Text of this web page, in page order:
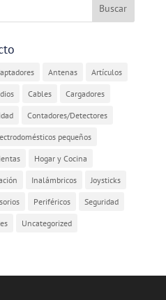
Antenas Artículos
Cables Cargadores
Contadores/Detectores
pequeños
Hogar y Cocina
Inalámbricos Joysticks
Periféricos Seguridad
Uncategorized